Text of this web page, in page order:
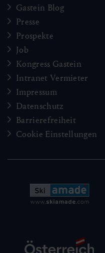
Gastein Blog
Presse
Prospekte
Job
Kongress Gastein
Intranet Vermieter
Impressum
Datenschutz
Barrierefreiheit
Cookie Einstellungen